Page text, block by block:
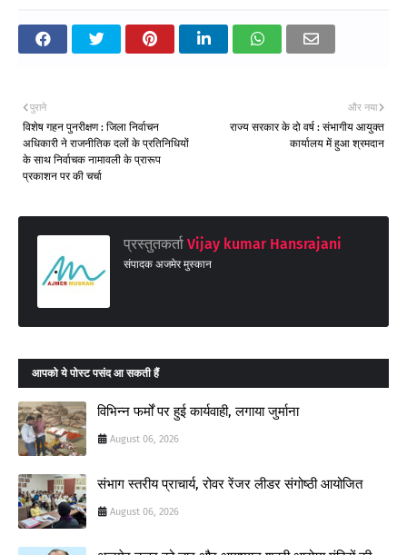
और नया
राज्य सरकार के दो वर्ष : संभागीय आयुक्त
कार्यालय में हुआ श्रमदान
पुराने
विशेष गहन पुनरीक्षण : जिला निर्वाचन
अधिकारी ने राजनीतिक दलों के प्रतिनिधियों
के साथ निर्वाचक नामावली के प्रारूप
प्रकाशन पर की चर्चा
प्रस्तुतकर्ता Vijay kumar Hansrajani
संपादक अजमेर मुस्कान
आपको ये पोस्ट पसंद आ सकती हैं
विभिन्न फर्मों पर हुई कार्यवाही, लगाया जुर्माना
August 06, 2026
संभाग स्तरीय प्राचार्य, रोवर रेंजर लीडर संगोष्ठी आयोजित
August 06, 2026